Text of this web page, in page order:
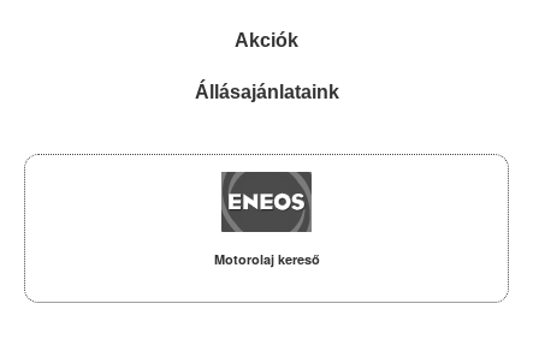
Akciók
Állásajánlataink
Motorolaj kereső